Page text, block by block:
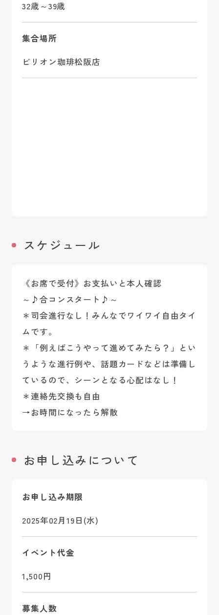
32歳～39歳
集合場所
ビリオン珈琲松阪店
スケジュール
《お席で受付》お支払いと本人確認
～♪合コンスタート♪～
＊司会進行なし！みんなでワイワイ自由タイ
ムです。
＊「例えばこうやって進めてみたら？」とい
うような進行例や、話題カードなどは準備し
ているので、シーンとなる心配はなし！
＊連絡先交換も自由
→お時間になったら解散
お申し込みについて
お申し込み期限
2025年02月19日(水)
イベント代金
1,500円
募集人数